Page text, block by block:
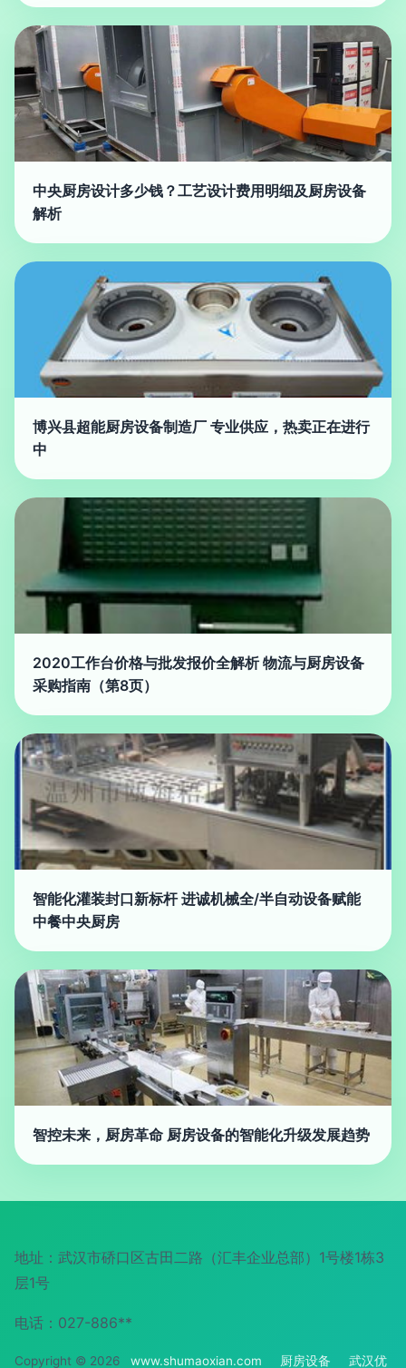
中央厨房设计多少钱？工艺设计费用明细及厨房设备
解析
博兴县超能厨房设备制造厂 专业供应，热卖正在进行
中
2020工作台价格与批发报价全解析 物流与厨房设备
采购指南（第8页）
智能化灌装封口新标杆 进诚机械全/半自动设备赋能
中餐中央厨房
智控未来，厨房革命 厨房设备的智能化升级发展趋势
地址：武汉市硚口区古田二路（汇丰企业总部）1号楼1栋3
层1号
电话：027-886**
Copyright © 2026 www.shumaoxian.com 厨房设备 武汉优